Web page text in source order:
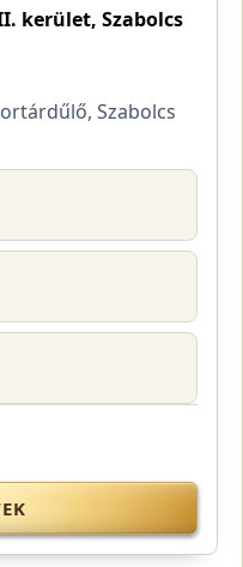
kerület, Szabolcs
Szabolcs